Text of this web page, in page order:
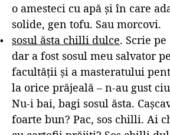
o amesteci cu apă și în care
solide, gen tofu. Sau morcovi.
sosul ăsta chilli dulce. Scrie
dar a fost sosul meu salvator
facultății și a masteratului
la orice prăjeală – n-au gust
Nu-i bai, bagi sosul ăsta.
foarte bun? Pac, sos chilli. Ai